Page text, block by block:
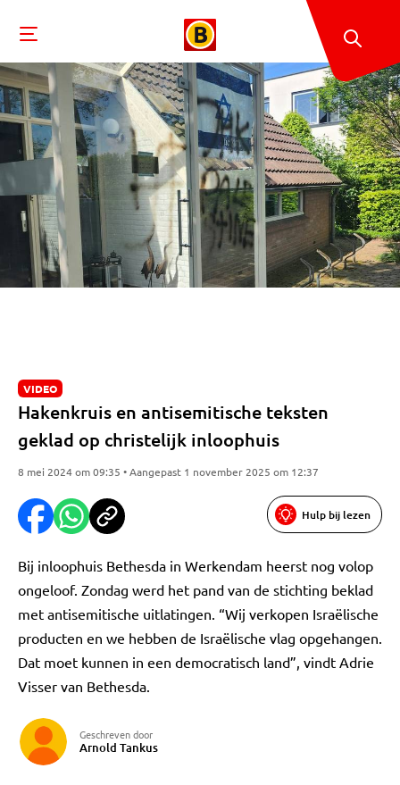
VIDEO
Hakenkruis en antisemitische teksten
geklad op christelijk inloophuis
8 mei 2024 om 09:35 • Aangepast 1 november 2025 om 12:37
Hulp bij lezen
Bij inloophuis Bethesda in Werkendam heerst nog volop
ongeloof. Zondag werd het pand van de stichting beklad
met antisemitische uitlatingen. “Wij verkopen Israëlische
producten en we hebben de Israëlische vlag opgehangen.
Dat moet kunnen in een democratisch land”, vindt Adrie
Visser van Bethesda.
Geschreven door
Arnold Tankus